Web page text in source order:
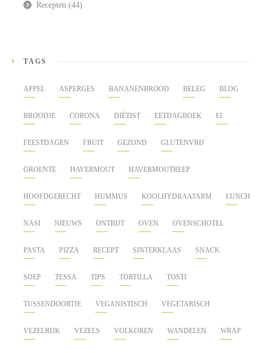
Recepten (44)
TAGS
APPEL ASPERGES BANANENBROOD BELEG BLOG
BROODJE CORONA DIËTIST EETDAGBOEK EI
FEESTDAGEN FRUIT GEZOND GLUTENVRIJ
GROENTE HAVERMOUT HAVERMOUTREEP
HOOFDGERECHT HUMMUS KOOLHYDRAATARM LUNCH
NASI NIEUWS ONTBIJT OVEN OVENSCHOTEL
PASTA PIZZA RECEPT SINTERKLAAS SNACK
SOEP TESSA TIPS TORTILLA TOSTI
TUSSENDOORTJE VEGANISTISCH VEGETARISCH
VEZELRIJK VEZELS VOLKOREN WANDELEN WRAP